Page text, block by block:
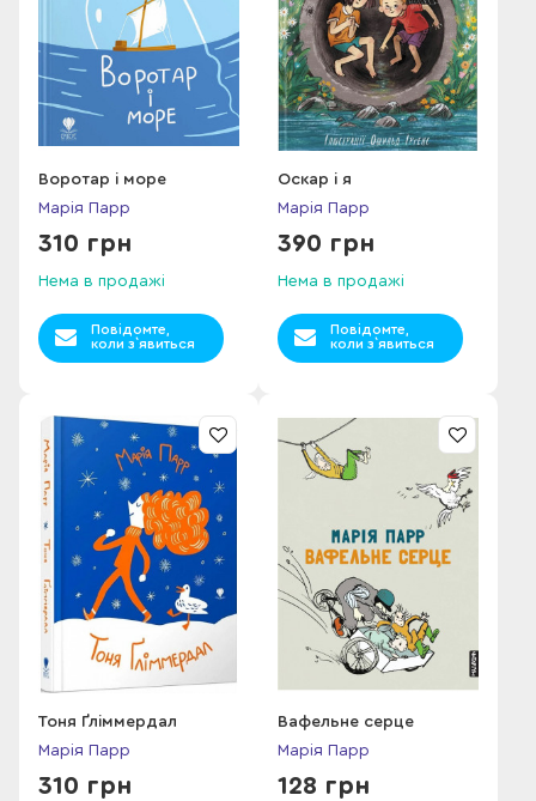
Воротар і море
Марія Парр
310 грн
Нема в продажі
Повідомте,
коли з`явиться
Оскар і я
Марія Парр
390 грн
Нема в продажі
Повідомте,
коли з`явиться
Тоня Ґліммердал
Марія Парр
310 грн
Вафельне серце
Марія Парр
128 грн